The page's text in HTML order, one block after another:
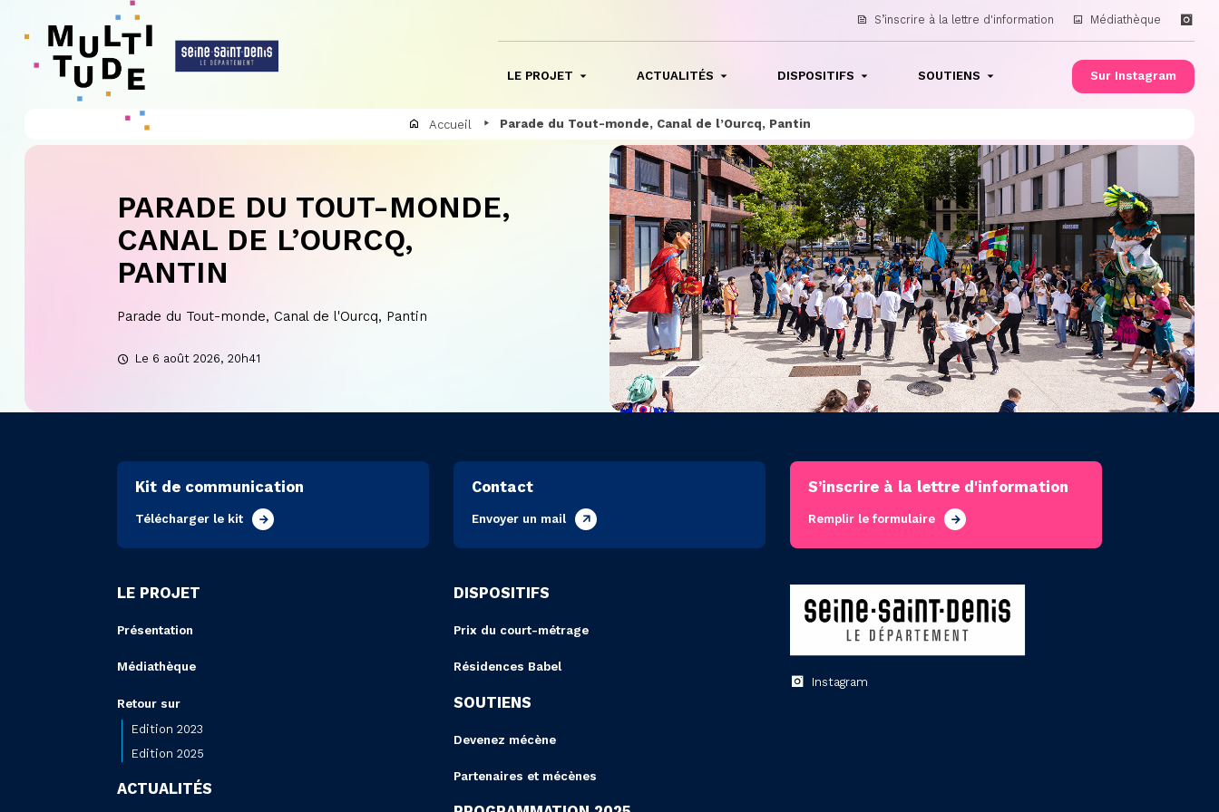
S’inscrire à la lettre d'information Médiathèque
LE PROJET ACTUALITÉS DISPOSITIFS SOUTIENS Sur Instagram
Accueil Parade du Tout-monde, Canal de l’Ourcq, Pantin
PARADE DU TOUT-MONDE,
CANAL DE L’OURCQ,
PANTIN
Parade du Tout-monde, Canal de l'Ourcq, Pantin
Le 6 août 2026, 20h41
Kit de communication
Télécharger le kit
Contact
Envoyer un mail
S’inscrire à la lettre d'information
Remplir le formulaire
LE PROJET
Présentation
Médiathèque
Retour sur
Edition 2023
Edition 2025
ACTUALITÉS
DISPOSITIFS
Prix du court-métrage
Résidences Babel
SOUTIENS
Devenez mécène
Partenaires et mécènes
Instagram
Panneau de gestion des cookies